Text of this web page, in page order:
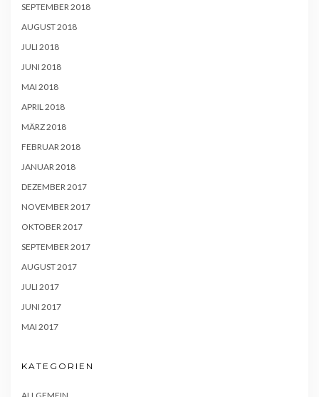
SEPTEMBER 2018
AUGUST 2018
JULI 2018
JUNI 2018
MAI 2018
APRIL 2018
MÄRZ 2018
FEBRUAR 2018
JANUAR 2018
DEZEMBER 2017
NOVEMBER 2017
OKTOBER 2017
SEPTEMBER 2017
AUGUST 2017
JULI 2017
JUNI 2017
MAI 2017
KATEGORIEN